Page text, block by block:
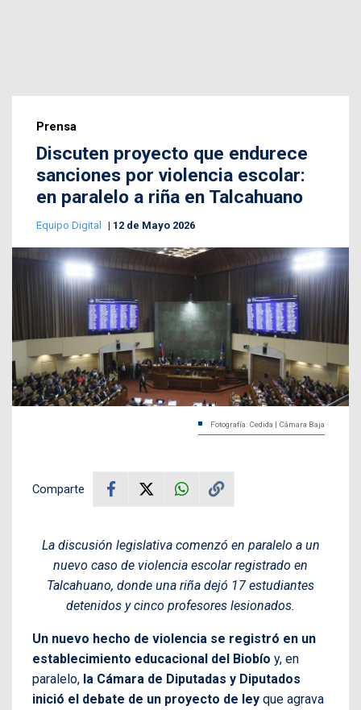
Prensa
Discuten proyecto que endurece
sanciones por violencia escolar:
en paralelo a riña en Talcahuano
Equipo Digital 12 de Mayo 2026
Fotografía: Cedida | Cámara Baja
Comparte
La discusión legislativa comenzó en paralelo a un
nuevo caso de violencia escolar registrado en
Talcahuano, donde una riña dejó 17 estudiantes
detenidos y cinco profesores lesionados.
Un nuevo hecho de violencia se registró en un
establecimiento educacional del Biobío y, en
paralelo, la Cámara de Diputadas y Diputados
inició el debate de un proyecto de ley que agrava